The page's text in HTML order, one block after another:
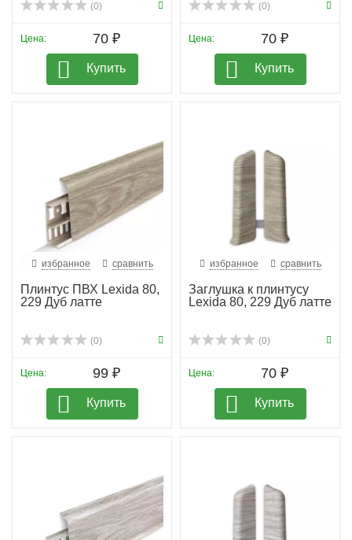
(0)
Цена: 70 ₽
Купить
(0)
Цена: 70 ₽
Купить
избранное сравнить
Плинтус ПВХ Lexida 80,
229 Дуб латте
(0)
Цена: 99 ₽
Купить
избранное сравнить
Заглушка к плинтусу
Lexida 80, 229 Дуб латте
(0)
Цена: 70 ₽
Купить